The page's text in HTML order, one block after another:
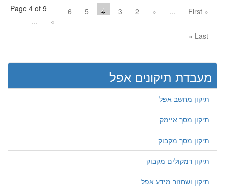
Page 4 of 9 « First
...
«
2
3
4
5
6
»
...
Last »
מעבדת תיקונים אפל
תיקון מחשב אפל
תיקון מסך איימק
תיקון מסך מקבוק
תיקון רמקולים מקבוק
תיקון ושחזור מידע אפל